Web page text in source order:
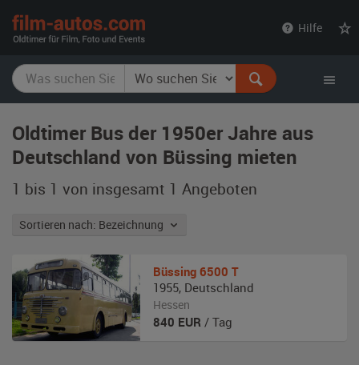
Hilfe
Oldtimer Bus der 1950er Jahre aus
Deutschland von Büssing mieten
1 bis 1 von insgesamt 1 Angeboten
Sortieren nach: Bezeichnung
Büssing 6500 T
1955, Deutschland
Hessen
840 EUR / Tag